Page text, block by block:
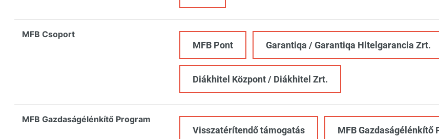
MFB Csoport
MFB Pont Garantiqa / Garantiqa Hitelgarancia Zrt.
Diákhitel Központ / Diákhitel Zrt.
MFB Gazdaságélénkítő Program
Visszatérítendő támogatás MFB Gazdaságélénkítő